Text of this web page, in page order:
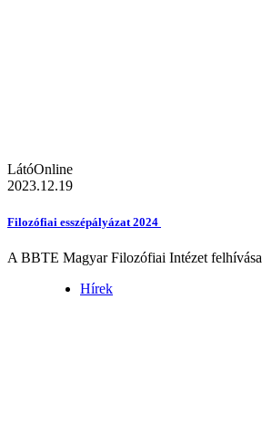
LátóOnline
2023.12.19
Filozófiai esszépályázat 2024
A BBTE Magyar Filozófiai Intézet felhívása
Hírek